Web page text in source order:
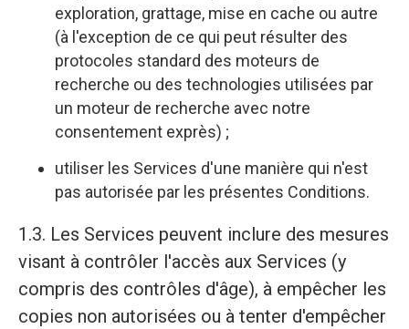
exploration, grattage, mise en cache ou autre
(à l'exception de ce qui peut résulter des
protocoles standard des moteurs de
recherche ou des technologies utilisées par
un moteur de recherche avec notre
consentement exprès) ;
utiliser les Services d'une manière qui n'est
pas autorisée par les présentes Conditions.
1.3. Les Services peuvent inclure des mesures
visant à contrôler l'accès aux Services (y
compris des contrôles d'âge), à empêcher les
copies non autorisées ou à tenter d'empêcher